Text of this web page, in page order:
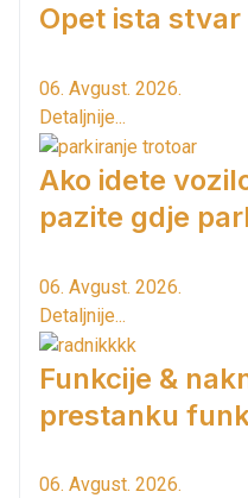
Opet ista stvar
06. Avgust. 2026.
Detaljnije...
Ako idete
pazite gdje
06. Avgust. 2026.
Detaljnije...
Funkcije &
prestanku
06. Avgust. 2026.